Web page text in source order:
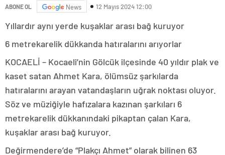
ABONE OL News 12 Mayıs 2024 12:00
Yıllardır aynı yerde kuşaklar arası bağ kuruyor
6 metrekarelik dükkanda hatıralarını arıyorlar
KOCAELİ – Kocaeli’nin Gölcük ilçesinde 40 yıldır plak ve
kaset satan Ahmet Kara, ölümsüz şarkılarda
hatıralarını arayan vatandaşların uğrak noktası oluyor.
Söz ve müziğiyle hafızalara kazınan şarkıları 6
metrekarelik dükkanındaki pikaptan çalan Kara,
kuşaklar arası bağ kuruyor.
Değirmendere’de “Plakçı Ahmet” olarak bilinen 63